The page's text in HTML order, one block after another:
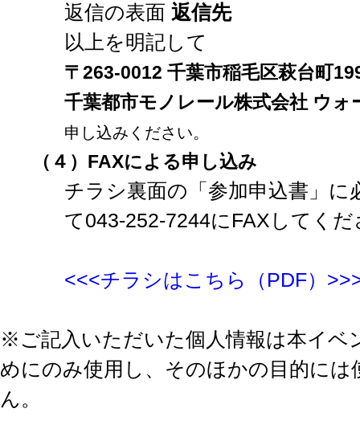
返信の表面 返信先
以上を明記して
〒263-0012 千葉市稲毛区萩台町
千葉都市モノレール株式会社 ウォ
申し込みください。
（４） FAXによる申し込み
チラシ裏面の「参加申込書」に
て043-252-7244にFAXしてくだ
<<<チラシはこちら（PDF）
※ご記入いただいた個人情報は本イベ
めにのみ使用し、そのほかの目的には
ん。